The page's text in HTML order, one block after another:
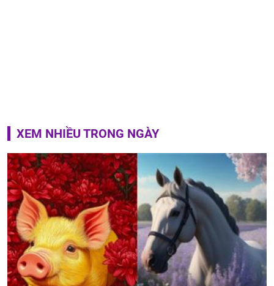
XEM NHIỀU TRONG NGÀY